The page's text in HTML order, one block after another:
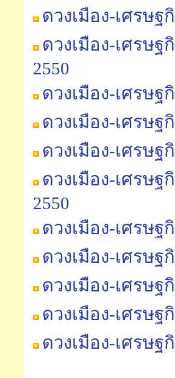
ดวงเมือง-เศรษ
ดวงเมือง-เศรษ
2550
ดวงเมือง-เศรษ
ดวงเมือง-เศรษ
ดวงเมือง-เศรษ
ดวงเมือง-เศรษ
2550
ดวงเมือง-เศรษ
ดวงเมือง-เศรษ
ดวงเมือง-เศรษ
ดวงเมือง-เศรษ
ดวงเมือง-เศรษ